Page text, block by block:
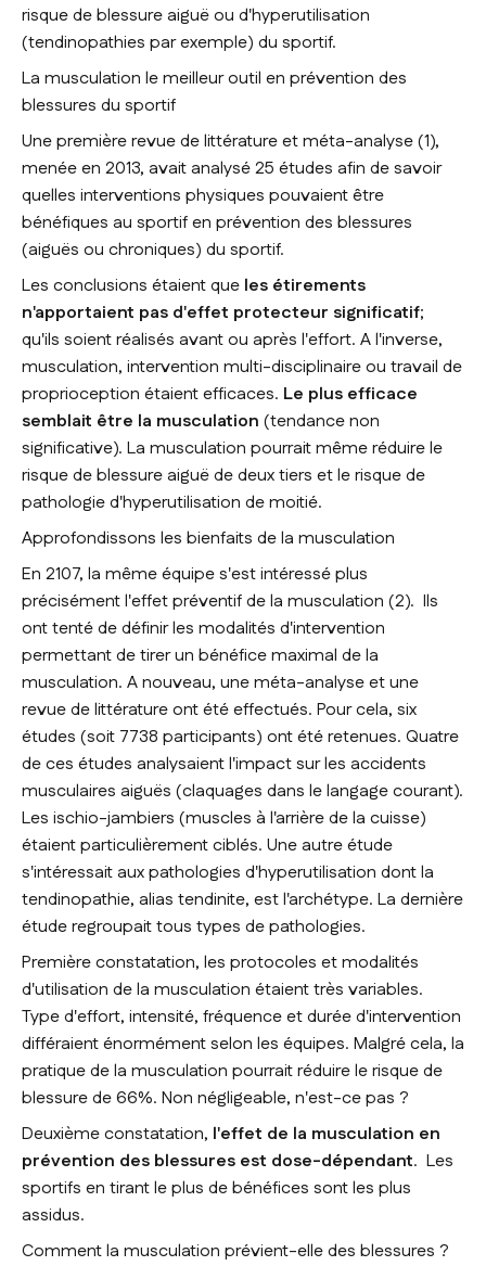
risque de blessure aiguë ou d'hyperutilisation
(tendinopathies par exemple) du sportif.
La musculation le meilleur outil en prévention des
blessures du sportif
Une première revue de littérature et méta-analyse (1),
menée en 2013, avait analysé 25 études afin de savoir
quelles interventions physiques pouvaient être
bénéfiques au sportif en prévention des blessures
(aiguës ou chroniques) du sportif.
Les conclusions étaient que les étirements
n'apportaient pas d'effet protecteur significatif;
qu'ils soient réalisés avant ou après l'effort. A l'inverse,
musculation, intervention multi-disciplinaire ou travail de
proprioception étaient efficaces. Le plus efficace
semblait être la musculation (tendance non
significative). La musculation pourrait même réduire le
risque de blessure aiguë de deux tiers et le risque de
pathologie d'hyperutilisation de moitié.
Approfondissons les bienfaits de la musculation
En 2107, la même équipe s'est intéressé plus
précisément l'effet préventif de la musculation (2). Ils
ont tenté de définir les modalités d'intervention
permettant de tirer un bénéfice maximal de la
musculation. A nouveau, une méta-analyse et une
revue de littérature ont été effectués. Pour cela, six
études (soit 7738 participants) ont été retenues. Quatre
de ces études analysaient l'impact sur les accidents
musculaires aiguës (claquages dans le langage courant).
Les ischio-jambiers (muscles à l'arrière de la cuisse)
étaient particulièrement ciblés. Une autre étude
s'intéressait aux pathologies d'hyperutilisation dont la
tendinopathie, alias tendinite, est l'archétype. La dernière
étude regroupait tous types de pathologies.
Première constatation, les protocoles et modalités
d'utilisation de la musculation étaient très variables.
Type d'effort, intensité, fréquence et durée d'intervention
différaient énormément selon les équipes. Malgré cela, la
pratique de la musculation pourrait réduire le risque de
blessure de 66%. Non négligeable, n'est-ce pas ?
Deuxième constatation, l'effet de la musculation en
prévention des blessures est dose-dépendant. Les
sportifs en tirant le plus de bénéfices sont les plus
assidus.
Comment la musculation prévient-elle des blessures ?